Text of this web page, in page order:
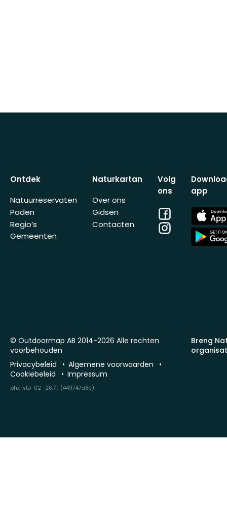
Ontdek
Natuurreservaten
Paden
Regio’s
Gemeenten
Naturkartan
Over ons
Gidsen
Contacten
Volg
ons
Facebook
Instagram
app
App
Store
App
Store
Breng
© Outdoormap AB 2014-2026 Alle rechten
voorbehouden
Privacybeleid
Algemene voorwaarden
Cookiebeleid
Impressum
phx-sto-02 · 26.7.1 (449747a8c)